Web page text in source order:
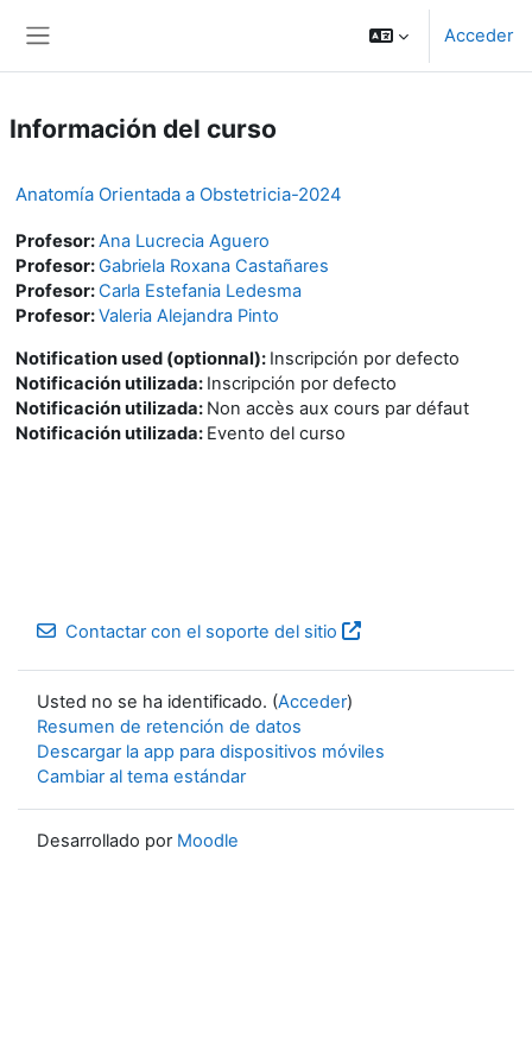
Acceder
Información del curso
Anatomía Orientada a Obstetricia-2024
Profesor:Ana Lucrecia Aguero
Profesor:Gabriela Roxana Castañares
Profesor:Carla Estefania Ledesma
Profesor:Valeria Alejandra Pinto
Notification used (optionnal): Inscripción por defecto
Notificación utilizada: Inscripción por defecto
Notificación utilizada: Non accès aux cours par défaut
Notificación utilizada: Evento del curso
Contactar con el soporte del sitio
Usted no se ha identificado. (Acceder)
Resumen de retención de datos
Descargar la app para dispositivos móviles
Cambiar al tema estándar
Desarrollado por Moodle